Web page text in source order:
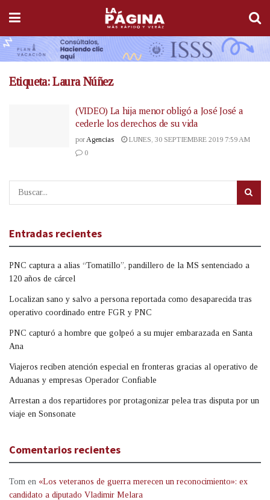
Etiqueta:Laura Núñez
(VIDEO) La hija menor obligó a José José a
cederle los derechos de su vida
por Agencias
LUNES, 30 SEPTIEMBRE 2019 7:59 AM
0
Entradas recientes
PNC captura a alias “Tomatillo”, pandillero de la MS sentenciado a
120 años de cárcel
Localizan sano y salvo a persona reportada como desaparecida tras
operativo coordinado entre FGR y PNC
PNC capturó a hombre que golpeó a su mujer embarazada en Santa
Ana
Viajeros reciben atención especial en fronteras gracias al operativo de
Aduanas y empresas Operador Confiable
Arrestan a dos repartidores por protagonizar pelea tras disputa por un
viaje en Sonsonate
Comentarios recientes
Tom en «Los veteranos de guerra merecen un reconocimiento»: ex
candidato a diputado Vladimir Melara